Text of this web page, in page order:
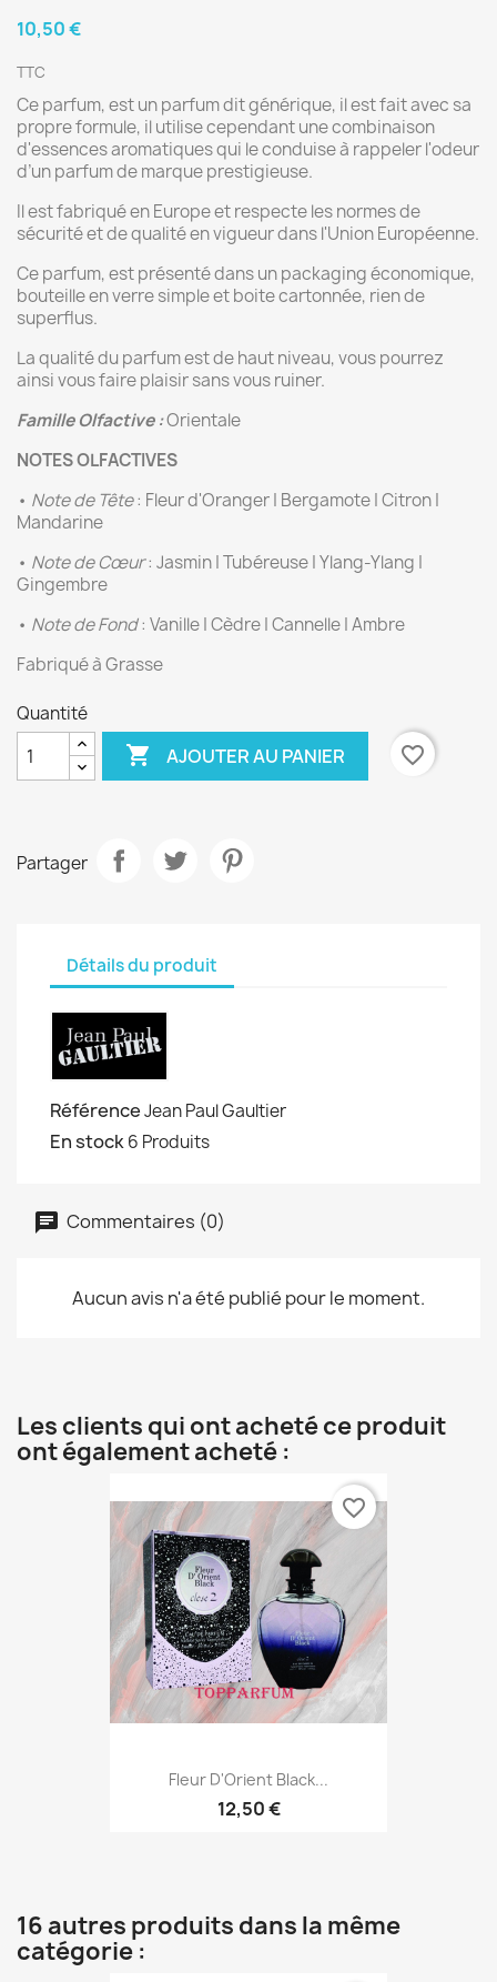
10,50 €
TTC
Ce parfum, est un parfum dit générique, il est fait avec sa
propre formule, il utilise cependant une combinaison
d'essences aromatiques qui le conduise à rappeler l'odeur
d’un parfum de marque prestigieuse.
Il est fabriqué en Europe et respecte les normes de
sécurité et de qualité en vigueur dans l'Union Européenne.
Ce parfum, est présenté dans un packaging économique,
bouteille en verre simple et boite cartonnée, rien de
superflus.
La qualité du parfum est de haut niveau, vous pourrez
ainsi vous faire plaisir sans vous ruiner.
Famille Olfactive :Orientale
NOTES OLFACTIVES
• Note de Tête: Fleur d'Oranger | Bergamote | Citron |
Mandarine
• Note de Cœur: Jasmin | Tubéreuse | Ylang-Ylang |
Gingembre
• Note de Fond: Vanille | Cèdre | Cannelle | Ambre
Fabriqué à Grasse
Quantité
 AJOUTER AU PANIER favorite_border
Partager
Détails du produit
RéférenceJean Paul Gaultier
En stock6 Produits
Commentaires (0)
Aucun avis n'a été publié pour le moment.
Les clients qui ont acheté ce produit
ont également acheté :
Fleur D'Orient Black...
12,50 €
favorite_border
16 autres produits dans la même
catégorie :